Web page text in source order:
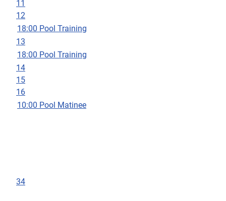
11
12
18:00 Pool Training
13
18:00 Pool Training
14
15
16
10:00 Pool Matinee
34